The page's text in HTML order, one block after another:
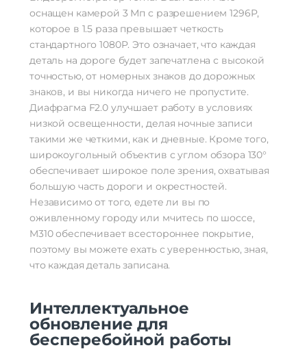
оснащен камерой 3 Мп с разрешением 1296P,
которое в 1.5 раза превышает четкость
стандартного 1080P. Это означает, что каждая
деталь на дороге будет запечатлена с высокой
точностью, от номерных знаков до дорожных
знаков, и вы никогда ничего не пропустите.
Диафрагма F2.0 улучшает работу в условиях
низкой освещенности, делая ночные записи
такими же четкими, как и дневные. Кроме того,
широкоугольный объектив с углом обзора 130°
обеспечивает широкое поле зрения, охватывая
большую часть дороги и окрестностей.
Независимо от того, едете ли вы по
оживленному городу или мчитесь по шоссе,
M310 обеспечивает всестороннее покрытие,
поэтому вы можете ехать с уверенностью, зная,
что каждая деталь записана.
Интеллектуальное
обновление для
бесперебойной работы